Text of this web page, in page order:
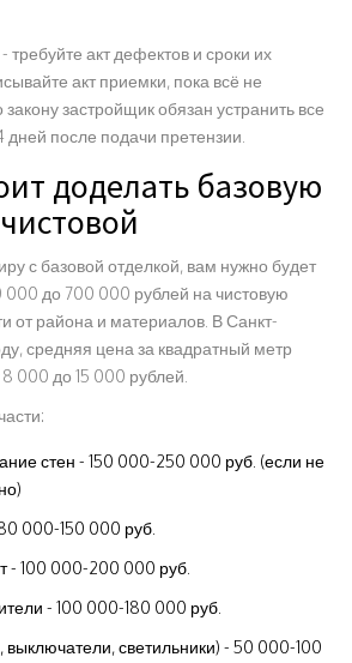
акт дефектов и сроки их
акт приемки, пока всё не
застройщик обязан устранить все
дней после подачи претензии.
доделать базовую
с базовой отделкой, вам нужно будет
000 до 700 000 рублей на чистовую
от района и материалов. В Санкт-
средняя цена за квадратный метр
000 до 15 000 рублей.
стен - 150 000-250 000 руб. (если не
000-150 000 руб.
- 100 000-200 000 руб.
- 100 000-180 000 руб.
выключатели, светильники) - 50 000-100